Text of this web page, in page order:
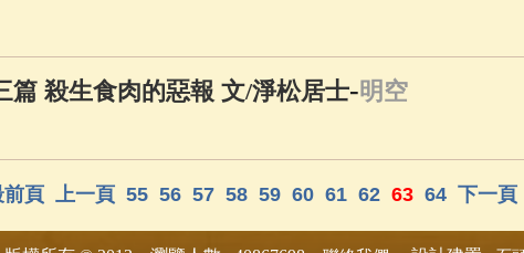
篇 殺生食肉的惡報 文/淨松居士-明空
前頁 上一頁 55 56 57 58 59 60 61 62 63 64 下一頁